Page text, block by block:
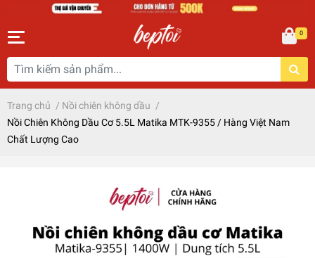
0
Trang chủ / Nồi chiên không dầu /
Nồi Chiên Không Dầu Cơ 5.5L Matika MTK-9355 / Hàng Việt Nam
Chất Lượng Cao